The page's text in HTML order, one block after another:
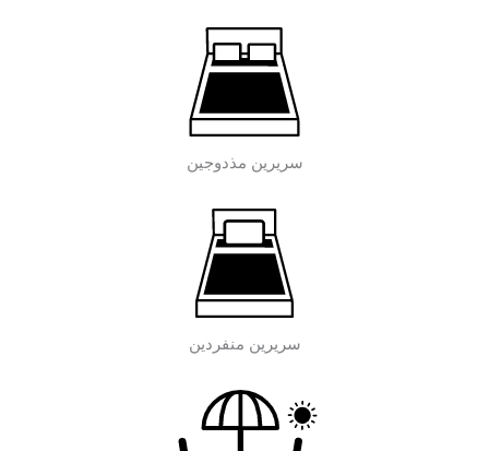
سريرين مذدوجين
سريرين منفردين